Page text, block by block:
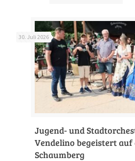
30. Juli 2026
Jugend- und
Vendelino begeistert auf
Schaumberg